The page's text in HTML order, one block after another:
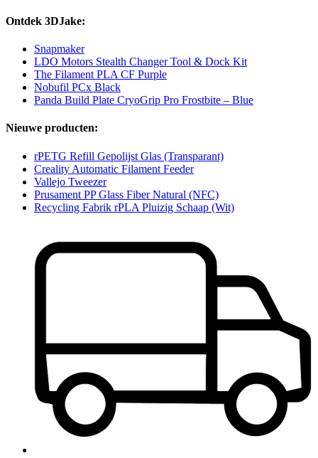
Ontdek 3DJake:
Snapmaker
LDO Motors Stealth Changer Tool & Dock Kit
The Filament PLA CF Purple
Nobufil PCx Black
Panda Build Plate CryoGrip Pro Frostbite – Blue
Nieuwe producten:
rPETG Refill Gepolijst Glas (Transparant)
Creality Automatic Filament Feeder
Vallejo Tweezer
Prusament PP Glass Fiber Natural (NFC)
Recycling Fabrik rPLA Pluizig Schaap (Wit)